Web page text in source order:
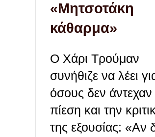
«Μητσοτάκη
κάθαρμα»
Ο Χάρι Τρούμαν
συνήθιζε να λέει
όσους δεν άντεχαν
πίεση και την
της εξουσίας: «Αν